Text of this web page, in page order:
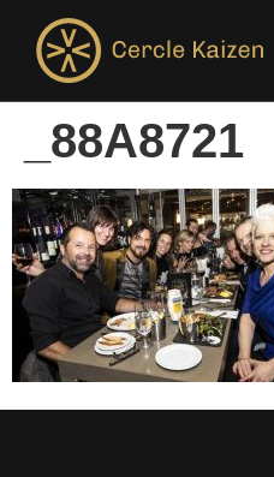
_88A8721